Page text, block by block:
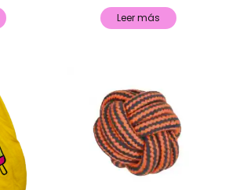
Leer más